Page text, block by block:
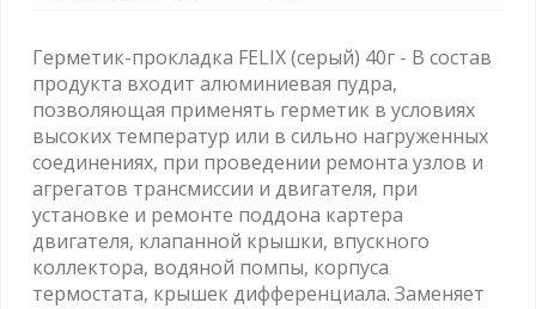
Герметик-прокладка FELIX (серый) 40г - В состав
продукта входит алюминиевая пудра,
позволяющая применять герметик в условиях
высоких температур или в сильно нагруженных
соединениях, при проведении ремонта узлов и
агрегатов трансмиссии и двигателя, при
установке и ремонте поддона картера
двигателя, клапанной крышки, впускного
коллектора, водяной помпы, корпуса
термостата, крышек дифференциала. Заменяет